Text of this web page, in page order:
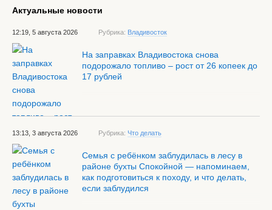
Актуальные новости
12:19, 5 августа 2026 Рубрика: Владивосток
На заправках Владивостока снова
подорожало топливо – рост от 26 копеек до
17 рублей
13:13, 3 августа 2026 Рубрика: Что делать
Семья с ребёнком заблудилась в лесу в
районе бухты Спокойной — напоминаем,
как подготовиться к походу, и что делать,
если заблудился